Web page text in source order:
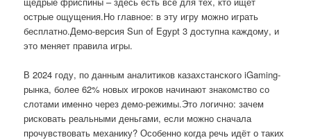
острые ощущения.Но главное: в эту игру можно играть
бесплатно.Демо-версия Sun of Egypt 3 доступна каждому, и
это меняет правила игры.
В 2024 году, по данным аналитиков казахстанского iGaming-
рынка, более 62% новых игроков начинают знакомство со
слотами именно через демо-режимы.Это логично: зачем
рисковать реальными деньгами, если можно сначала
прочувствовать механику? Особенно когда речь идёт о таких